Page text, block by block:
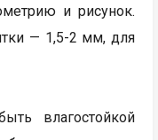
и рисунок.
— 1,5-2 мм, для
влагостойкой